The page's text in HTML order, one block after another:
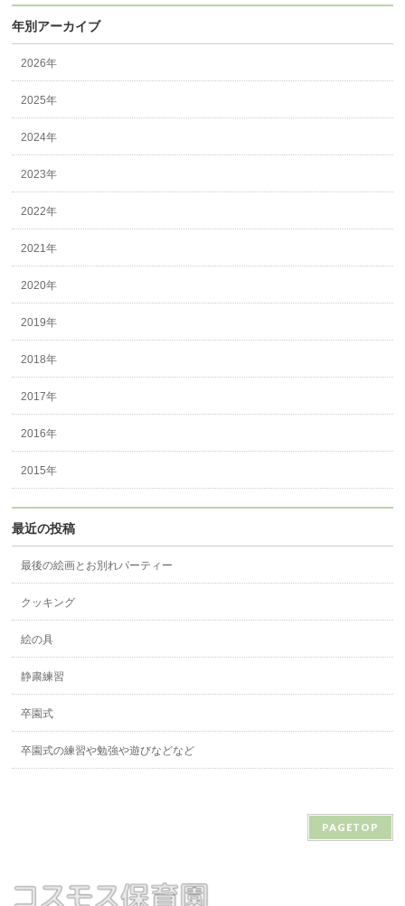
年別アーカイブ
2026年
2025年
2024年
2023年
2022年
2021年
2020年
2019年
2018年
2017年
2016年
2015年
最近の投稿
最後の絵画とお別れパーティー
クッキング
絵の具
静粛練習
卒園式
卒園式の練習や勉強や遊びなどなど
PAGETOP